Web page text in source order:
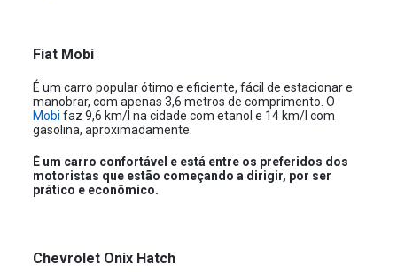
Fiat Mobi
É um carro popular ótimo e eficiente, fácil de estacionar e
manobrar, com apenas 3,6 metros de comprimento. O
Mobi faz 9,6 km/l na cidade com etanol e 14 km/l com
gasolina, aproximadamente.
É um carro confortável e está entre os preferidos dos
motoristas que estão começando a dirigir, por ser
prático e econômico.
Chevrolet Onix Hatch